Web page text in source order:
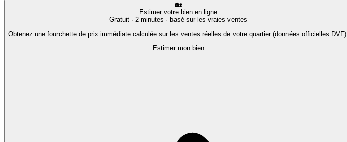
🏡
Estimer votre bien en ligne
Gratuit · 2 minutes · basé sur les vraies ventes
Obtenez une fourchette de prix immédiate calculée sur les ventes réelles de votre quartier (données officielles DVF).
Estimer mon bien